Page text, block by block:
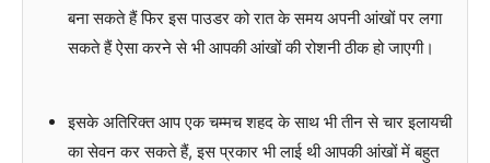
बना सकते हैं फिर इस पाउडर को रात के समय अपनी आंखों पर लगा
सकते हैं ऐसा करने से भी आपकी आंखों की रोशनी ठीक हो जाएगी।
इसके अतिरिक्त आप एक चम्मच शहद के साथ भी तीन से चार इलायची
का सेवन कर सकते हैं, इस प्रकार भी लाई थी आपकी आंखों में बहुत